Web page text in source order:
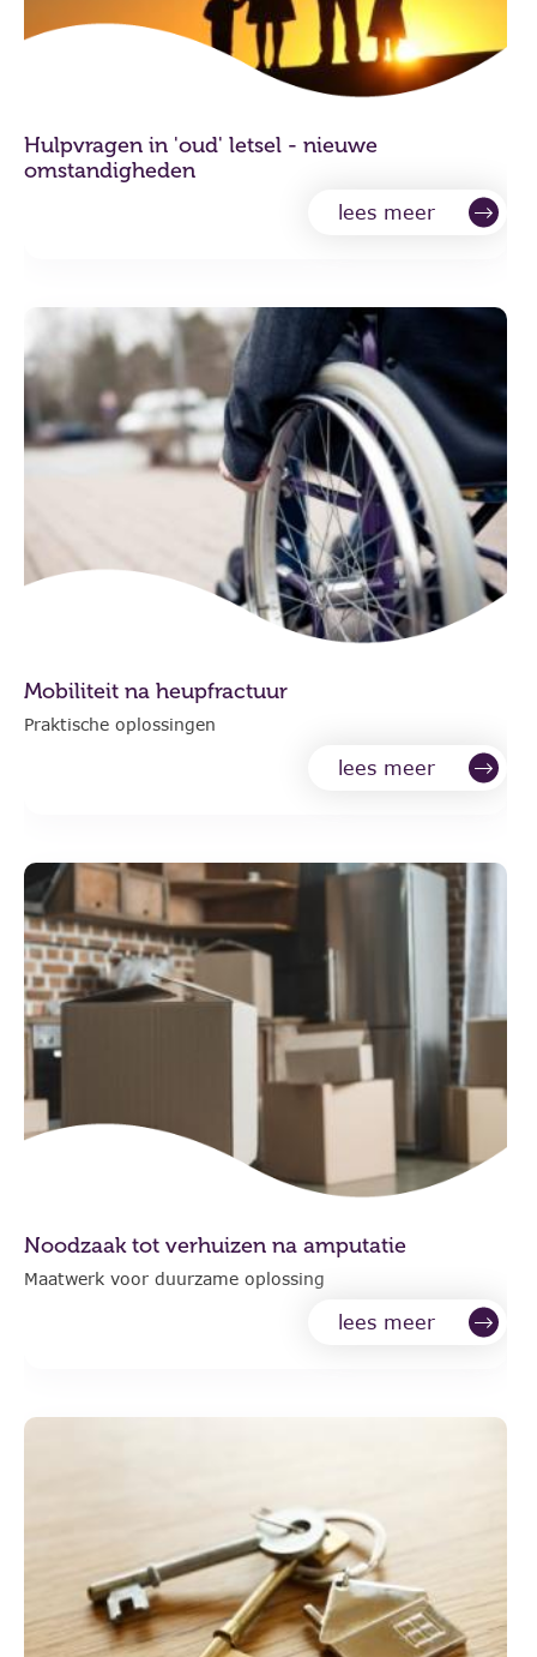
Hulpvragen in 'oud' letsel - nieuwe
omstandigheden
lees meer
Mobiliteit na heupfractuur
Praktische oplossingen
lees meer
Noodzaak tot verhuizen na amputatie
Maatwerk voor duurzame oplossing
lees meer